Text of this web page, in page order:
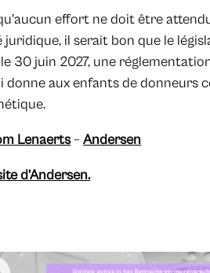
effort ne doit être
juridique, il serait bon que le
30 juin 2027, une
donne aux enfants de donneurs
Lenaerts–Andersen
d’Andersen.